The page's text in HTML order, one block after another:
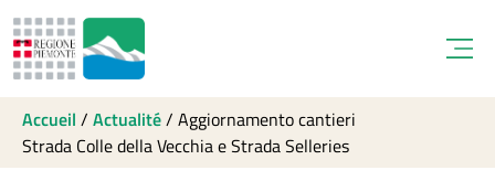
Accueil / Actualité/ Aggiornamento cantieri
Strada Colle della Vecchia e Strada Selleries